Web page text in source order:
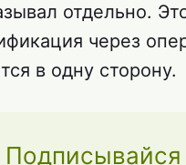
отдельно.
через
в одну сторону.
Подписывайся